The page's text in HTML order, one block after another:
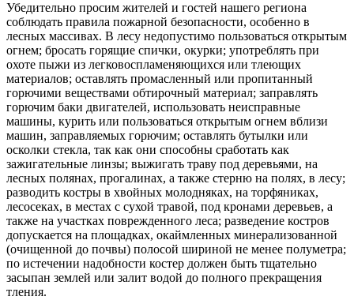
Убедительно просим жителей и гостей нашего региона
соблюдать правила пожарной безопасности, особенно в
лесных массивах. В лесу недопустимо пользоваться открытым
огнем; бросать горящие спички, окурки; употреблять при
охоте пыжи из легковоспламеняющихся или тлеющих
материалов; оставлять промасленный или пропитанный
горючими веществами обтирочный материал; заправлять
горючим баки двигателей, использовать неисправные
машины, курить или пользоваться открытым огнем вблизи
машин, заправляемых горючим; оставлять бутылки или
осколки стекла, так как они способны сработать как
зажигательные линзы; выжигать траву под деревьями, на
лесных полянах, прогалинах, а также стерню на полях, в лесу;
разводить костры в хвойных молодняках, на торфяниках,
лесосеках, в местах с сухой травой, под кронами деревьев, а
также на участках поврежденного леса; разведение костров
допускается на площадках, окаймленных минерализованной
(очищенной до почвы) полосой шириной не менее полуметра;
по истечении надобности костер должен быть тщательно
засыпан землей или залит водой до полного прекращения
тления.